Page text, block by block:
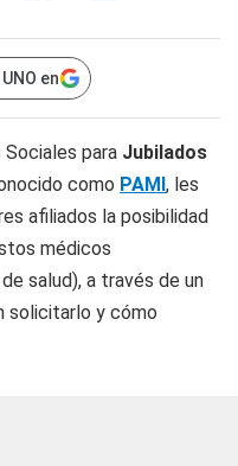
en
para Jubilados
como PAMI, les
afiliados la posibilidad
médicos
salud), a través de un
solicitarlo y cómo